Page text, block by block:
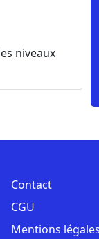
niveaux
Contact
CGU
Mentions légales